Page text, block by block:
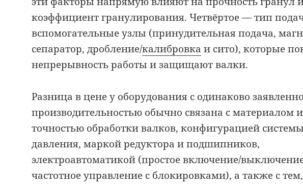
коэффициент гранулирования. Четвёртое — тип
вспомогательные узлы (принудительная подача,
сепаратор, дробление/калибровка и сито), которые
непрерывность работы и защищают валки.
Разница в цене у оборудования с одинаково
производительностью обычно связана с материалом и
точностью обработки валков, конфигурацией системы
давления, маркой редуктора и подшипников,
электроавтоматикой (простое включение/
частотное управление с блокировками), а также с